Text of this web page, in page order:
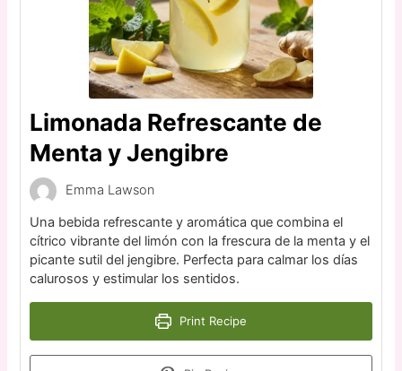
Limonada Refrescante de
Menta y Jengibre
Emma Lawson
Una bebida refrescante y aromática que combina el
cítrico vibrante del limón con la frescura de la menta y el
picante sutil del jengibre. Perfecta para calmar los días
calurosos y estimular los sentidos.
Print Recipe